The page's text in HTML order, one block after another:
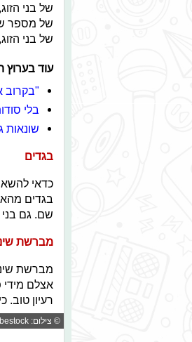
של בני
של מספר
של בני
עוד בערוץ
"בקרוב
בלי
שונאות
בגדים
כדאי
בגדים
שם. גם בני
מברשת
מברשת
אצלם מידי
רעיון
© צילום: adobestock